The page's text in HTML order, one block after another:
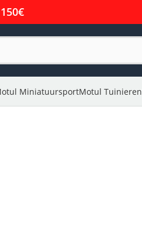
MiniatuursportMotul Tuinieren